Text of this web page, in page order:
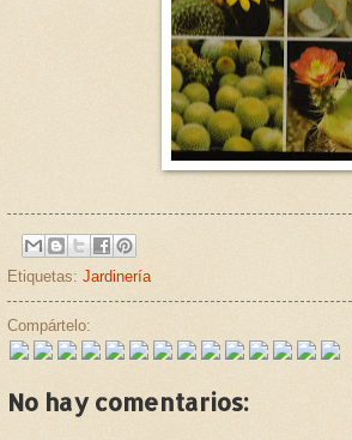
Etiquetas: Jardinería
Compártelo:
No hay comentarios: